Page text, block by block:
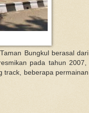
Bungkul berasal dari
pada tahun 2007,
track, beberapa permainan